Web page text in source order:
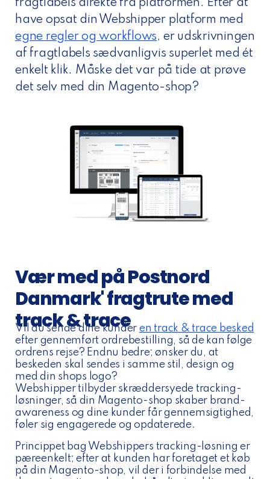
fragtlabels direkte fra platformen. Efter at
have opsat din Webshipper platform med
egne regler og workflows, er udskrivningen
af fragtlabels sædvanligvis superlet med ét
enkelt klik. Måske det var på tide at prøve
det selv med din Magento-shop?
Vær med på Postnord
Danmark' fragtrute med
track & trace
Vil du sende dine kunder en track & trace besked
efter gennemført ordrebestilling, så de kan følge
ordrens rejse? Endnu bedre; ønsker du, at
beskeden skal sendes i samme stil, design og
med din shops logo?
Webshipper tilbyder skræddersyede tracking-
løsninger, så din Magento-shop skaber brand-
awareness og dine kunder får gennemsigtighed,
føler sig engagerede og opdaterede.
Princippet bag Webshippers tracking-løsning er
pæreenkelt; efter at kunden har foretaget et køb
på din Magento-shop, vil der i forbindelse med